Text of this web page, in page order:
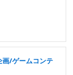
画/ゲームコンテ